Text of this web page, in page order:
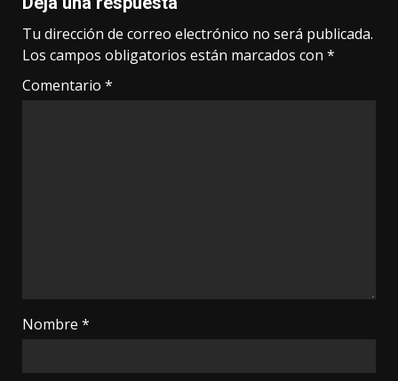
Tu dirección de correo electrónico no será publicada.
Los campos obligatorios están marcados con *
Comentario *
Nombre *